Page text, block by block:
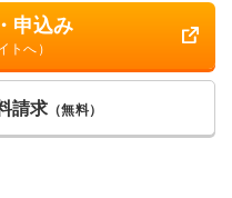
請求 （無料）
申込み
トへ）